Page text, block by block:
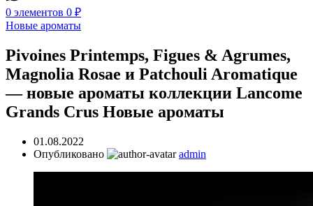
0 элементов 0 ₽
Новые ароматы
Pivoines Printemps, Figues & Agrumes,
Magnolia Rosae и Patchouli Aromatique
— новые ароматы коллекции Lancome
Grands Crus Новые ароматы
01.08.2022
Опубликовано
admin